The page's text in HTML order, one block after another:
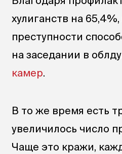
хулиганств на
преступности
на заседании в
камер.
В то же время есть
увеличилось число
Чаще это кражи,